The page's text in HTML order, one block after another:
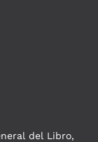
del Libro,